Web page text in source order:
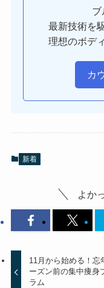
ブ
最新技術を
理想のボデ
カ
新着
よか
11月から始める！忘
ーズン前の集中痩身
ラム